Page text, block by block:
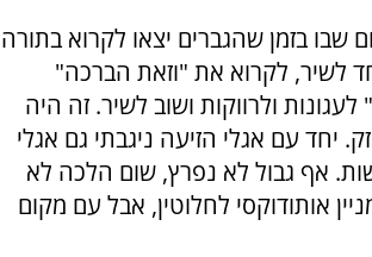
שבו בזמן שהגברים יצאו לקרוא בתורה
לשיר, לקרוא את "וזאת הברכה"
לעגונות ולרווקות ושוב לשיר. זה היה
יחד עם אגלי הזיעה ניגבתי גם אגלי
אף גבול לא נפרץ, שום הלכה לא
אותודוקסי לחלוטין, אבל עם מקום